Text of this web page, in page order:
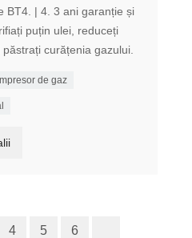
BT4. | 4. 3 ani garanție și
puțin ulei, reduceți
curățenia gazului.
de gaz
4 5 6